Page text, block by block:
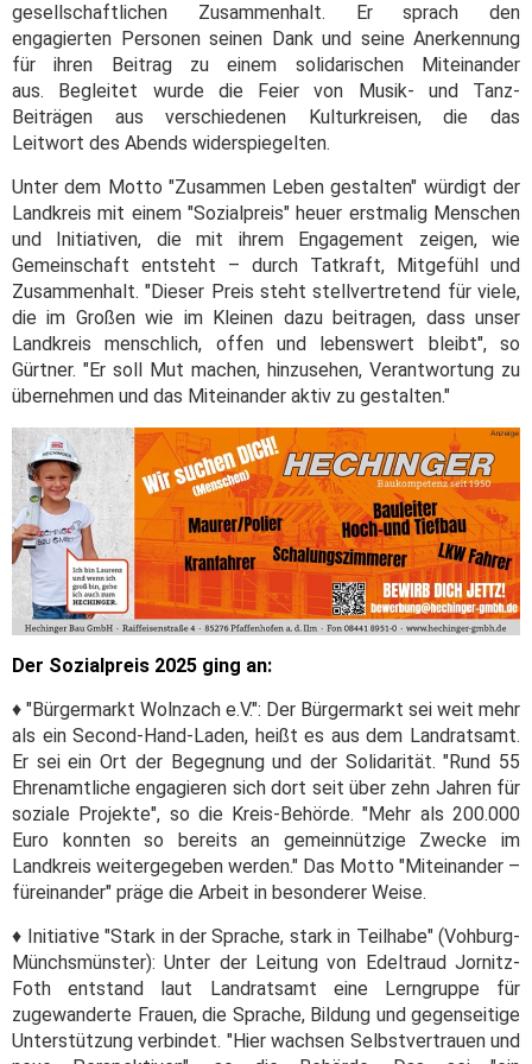
gesellschaftlichen Zusammenhalt. Er sprach den
engagierten Personen seinen Dank und seine Anerkennung
für ihren Beitrag zu einem solidarischen Miteinander
aus. Begleitet wurde die Feier von Musik- und Tanz-
Beiträgen aus verschiedenen Kulturkreisen, die das
Leitwort des Abends widerspiegelten.
Unter dem Motto "Zusammen Leben gestalten" würdigt der
Landkreis mit einem "Sozialpreis" heuer erstmalig Menschen
und Initiativen, die mit ihrem Engagement zeigen, wie
Gemeinschaft entsteht – durch Tatkraft, Mitgefühl und
Zusammenhalt. "Dieser Preis steht stellvertretend für viele,
die im Großen wie im Kleinen dazu beitragen, dass unser
Landkreis menschlich, offen und lebenswert bleibt", so
Gürtner. "Er soll Mut machen, hinzusehen, Verantwortung zu
übernehmen und das Miteinander aktiv zu gestalten."
Der Sozialpreis 2025 ging an:
♦ "Bürgermarkt Wolnzach e.V.": Der Bürgermarkt sei weit mehr
als ein Second-Hand-Laden, heißt es aus dem Landratsamt.
Er sei ein Ort der Begegnung und der Solidarität. "Rund 55
Ehrenamtliche engagieren sich dort seit über zehn Jahren für
soziale Projekte", so die Kreis-Behörde. "Mehr als 200.000
Euro konnten so bereits an gemeinnützige Zwecke im
Landkreis weitergegeben werden." Das Motto "Miteinander –
füreinander" präge die Arbeit in besonderer Weise.
♦ Initiative "Stark in der Sprache, stark in Teilhabe" (Vohburg-
Münchsmünster): Unter der Leitung von Edeltraud Jornitz-
Foth entstand laut Landratsamt eine Lerngruppe für
zugewanderte Frauen, die Sprache, Bildung und gegenseitige
Unterstützung verbindet. "Hier wachsen Selbstvertrauen und